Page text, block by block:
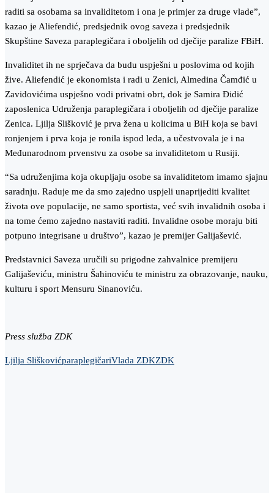
raditi sa osobama sa invaliditetom i ona je primjer za druge vlade”,
kazao je Aliefendić, predsjednik ovog saveza i predsjednik
Skupštine Saveza paraplegičara i oboljelih od dječije paralize FBiH.
Invaliditet ih ne sprječava da budu uspješni u poslovima od kojih
žive. Aliefendić je ekonomista i radi u Zenici, Almedina Čamđić u
Zavidovićima uspješno vodi privatni obrt, dok je Samira Đidić
zaposlenica Udruženja paraplegičara i oboljelih od dječije paralize
Zenica. Ljilja Slišković je prva žena u kolicima u BiH koja se bavi
ronjenjem i prva koja je ronila ispod leda, a učestvovala je i na
Međunarodnom prvenstvu za osobe sa invaliditetom u Rusiji.
“Sa udruženjima koja okupljaju osobe sa invaliditetom imamo sjajnu
saradnju. Raduje me da smo zajedno uspjeli unaprijediti kvalitet
života ove populacije, ne samo sportista, već svih invalidnih osoba i
na tome ćemo zajedno nastaviti raditi. Invalidne osobe moraju biti
potpuno integrisane u društvo”, kazao je premijer Galijašević.
Predstavnici Saveza uručili su prigodne zahvalnice premijeru
Galijaševiću, ministru Šahinoviću te ministru za obrazovanje, nauku,
kulturu i sport Mensuru Sinanoviću.
Press služba ZDK
Ljilja SliškovićparaplegičariVlada ZDKZDK